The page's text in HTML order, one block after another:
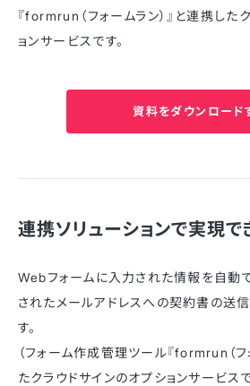
『formrun（フォームラン）』と連携した
ョンサービスです。
資料をダウンロード
連携ソリューションで実現で
Webフォームに入力された情報を自動
されたメールアドレスへの契約書の送
す。
（フォーム作成管理ツール『formrun（フ
たクラウドサインのオプションサービスで